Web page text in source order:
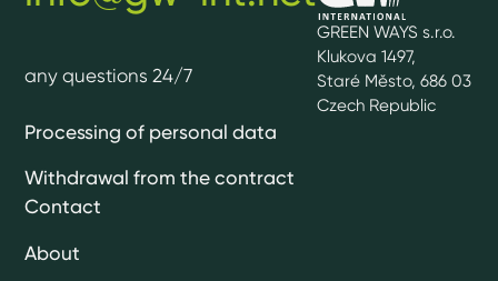
GREEN WAYS s.r.o.
Klukova 1497,
Staré Město, 686 03
Czech Republic
Processing of personal data
Withdrawal from the contract
Contact
About
any questions 24/7